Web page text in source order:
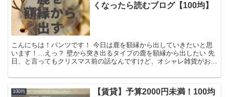
くなったら読むブログ【100均】
こんにちは！パンツです！ 今日は鹿を額縁から出していきたいと思
います！…えっ？ 壁から突き出るタイプの鹿を額縁から出したい 先
日、と言ってもクリスマス前の話なんですけど、オシャレ雑貨がお手
100均
【賃貸】予算2000円未満！100均